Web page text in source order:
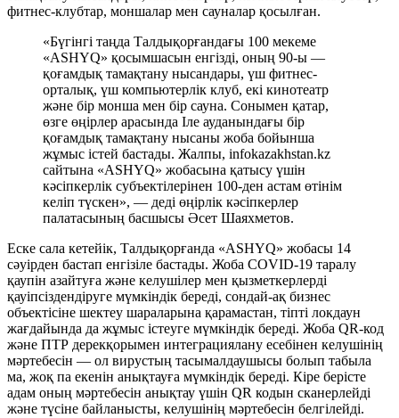
фитнес-клубтар, моншалар мен сауналар қосылған.
«Бүгінгі таңда Талдықорғандағы 100 мекеме
«ASHYQ» қосымшасын енгізді, оның 90-ы —
қоғамдық тамақтану нысандары, үш фитнес-
орталық, үш компьютерлік клуб, екі кинотеатр
және бір монша мен бір сауна. Сонымен қатар,
өзге өңірлер арасында Іле ауданындағы бір
қоғамдық тамақтану нысаны жоба бойынша
жұмыс істей бастады. Жалпы, infokazakhstan.kz
сайтына «ASHYQ» жобасына қатысу үшін
кәсіпкерлік субъектілерінен 100-ден астам өтінім
келіп түскен», — деді өңірлік кәсіпкерлер
палатасының басшысы Әсет Шаяхметов.
Еске сала кетейік, Талдықорғанда «ASHYQ» жобасы 14
сәуірден бастап енгізіле бастады. Жоба COVID-19 таралу
қаупін азайтуға және келушілер мен қызметкерлерді
қауіпсіздендіруге мүмкіндік береді, сондай-ақ бизнес
объектісіне шектеу шараларына қарамастан, тіпті локдаун
жағдайында да жұмыс істеуге мүмкіндік береді. Жоба QR-код
және ПТР дерекқорымен интеграциялану есебінен келушінің
мәртебесін — ол вирустың тасымалдаушысы болып табыла
ма, жоқ па екенін анықтауға мүмкіндік береді. Кіре берісте
адам оның мәртебесін анықтау үшін QR кодын сканерлейді
және түсіне байланысты, келушінің мәртебесін белгілейді.